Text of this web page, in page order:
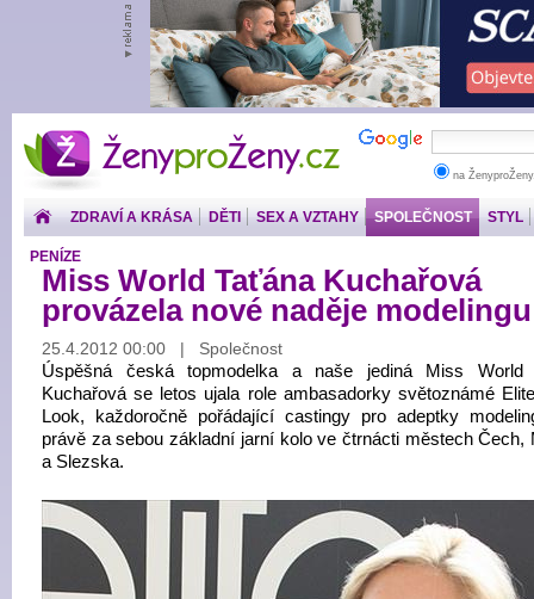
ŽenyproŽeny.cz
na
ZDRAVÍ A KRÁSA DĚTI SEX A VZTAHY SPOLEČNOST STYL
PENÍZE
Miss World Taťána Kuchařová
provázela nové naděje modelingu
25.4.2012 00:00 | Společnost
Úspěšná česká topmodelka a naše jediná Miss World
Kuchařová se letos ujala role ambasadorky světoznámé
Look, každoročně pořádající castingy pro adeptky
právě za sebou základní jarní kolo ve čtrnácti městech Čech,
a Slezska.